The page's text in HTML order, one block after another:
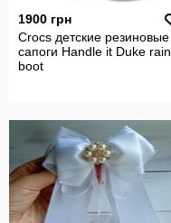
1900 грн
Crocs детские резиновые
сапоги Handle it Duke rain
boot